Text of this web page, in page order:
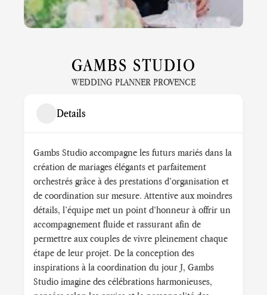
GAMBS STUDIO
WEDDING PLANNER PROVENCE
Details
Gambs Studio accompagne les futurs mariés dans la
création de mariages élégants et parfaitement
orchestrés grâce à des prestations d’organisation et
de coordination sur mesure. Attentive aux moindres
détails, l’équipe met un point d’honneur à offrir un
accompagnement fluide et rassurant afin de
permettre aux couples de vivre pleinement chaque
étape de leur projet. De la conception des
inspirations à la coordination du jour J, Gambs
Studio imagine des célébrations harmonieuses,